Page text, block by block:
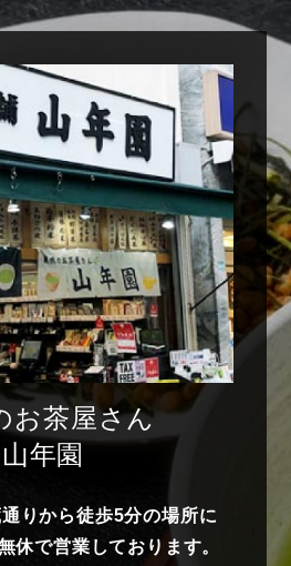
お茶屋さん
山年園
りから徒歩5分の場所に
休で営業しております。